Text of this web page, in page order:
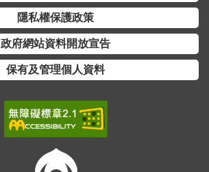
隱私權保護政策
政府網站資料開放宣告
保有及管理個人資料